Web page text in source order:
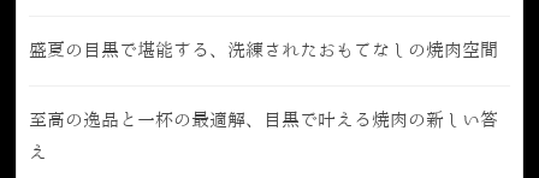
盛夏の目黒で堪能する、洗練されたおもてなしの焼肉空間
至高の逸品と一杯の最適解、目黒で叶える焼肉の新しい答
え